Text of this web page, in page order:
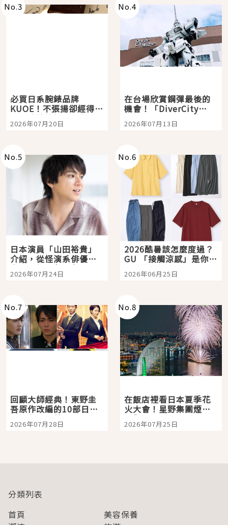
No.3
必買日系腕錶品牌
KUOE！不張揚卻經得起
時間洗鍊的經典之作五
選
2026年07月20日
No.4
在台場欣賞鋼彈最後的
機會！「DiverCity
Tokyo Plaza」搭船、
購物、美食及夜景，一
2026年07月13日
No.5
日本演員「山田裕貴」
介紹，從怪演系俳優走
向國民級日劇主角
2026年07月24日
No.6
2026酷暑該怎麼度過？
GU 「接觸涼感」是你的
夏日救星
2026年06月25日
No.7
回顧大師經典！東野圭
吾原作改編的10部日本
影視作品推薦
2026年07月28日
No.8
在飯店裡看日本夏季花
火大會！星野集團煙火
景觀飯店6選，讓你不用
人擠人悠閒欣賞
2026年07月25日
分類列表
首頁
美容保養